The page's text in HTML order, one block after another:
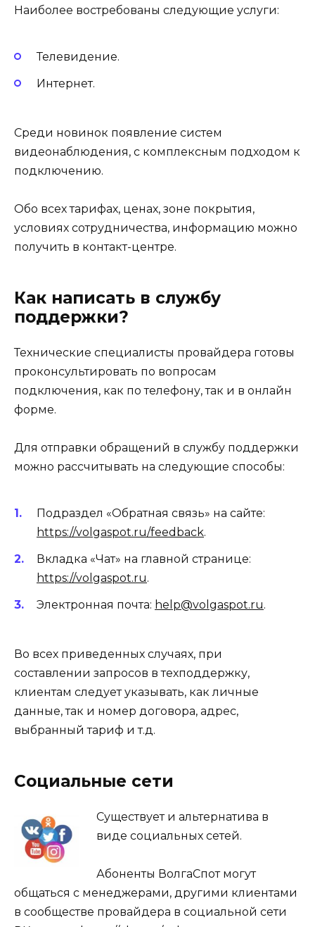
Наиболее востребованы следующие услуги:
Телевидение.
Интернет.
Среди новинок появление систем
видеонаблюдения, с комплексным подходом к
подключению.
Обо всех тарифах, ценах, зоне покрытия,
условиях сотрудничества, информацию можно
получить в контакт-центре.
Как написать в службу
поддержки?
Технические специалисты провайдера готовы
проконсультировать по вопросам
подключения, как по телефону, так и в онлайн
форме.
Для отправки обращений в службу поддержки
можно рассчитывать на следующие способы:
Подраздел «Обратная связь» на сайте:
https://volgaspot.ru/feedback.
Вкладка «Чат» на главной странице:
https://volgaspot.ru.
Электронная почта: help@volgaspot.ru.
Во всех приведенных случаях, при
составлении запросов в техподдержку,
клиентам следует указывать, как личные
данные, так и номер договора, адрес,
выбранный тариф и т.д.
Социальные сети
Существует и альтернатива в
виде социальных сетей.
Абоненты ВолгаСпот могут
общаться с менеджерами, другими клиентами
в сообществе провайдера в социальной сети